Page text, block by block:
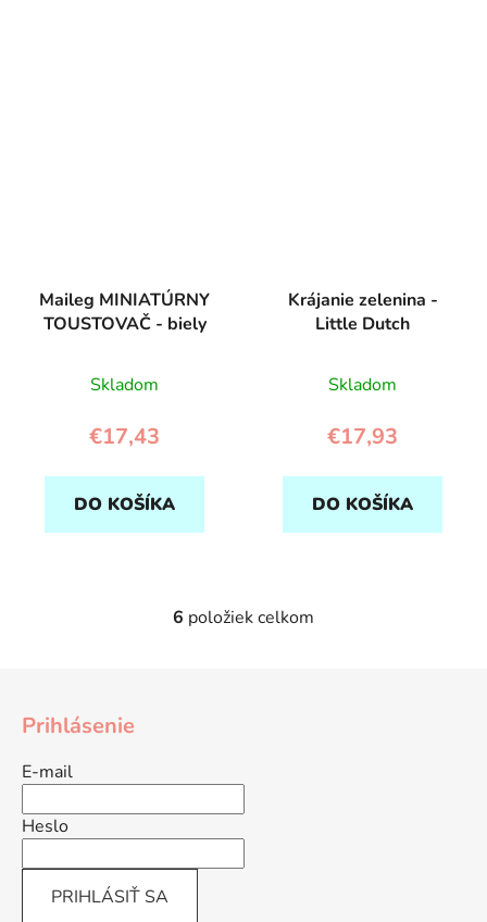
Maileg MINIATÚRNY
TOUSTOVAČ - biely
Skladom
€17,43
DO KOŠÍKA
Krájanie zelenina -
Little Dutch
Skladom
€17,93
DO KOŠÍKA
O
i
e
p
r
6 položiek celkom
Prihlásenie
E-mail
Heslo
PRIHLÁSIŤ SA